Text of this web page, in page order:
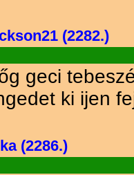
(2282.)
geci
ki ijen
(2286.)